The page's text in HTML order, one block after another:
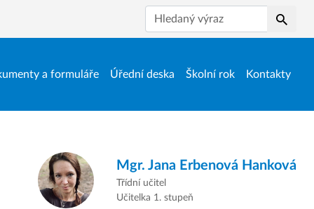
a formuláře Úřední deska Školní rok Kontakty
Hledat
Mgr. Jana Erbenová Hanková
Třídní učitel
Učitelka 1. stupeň